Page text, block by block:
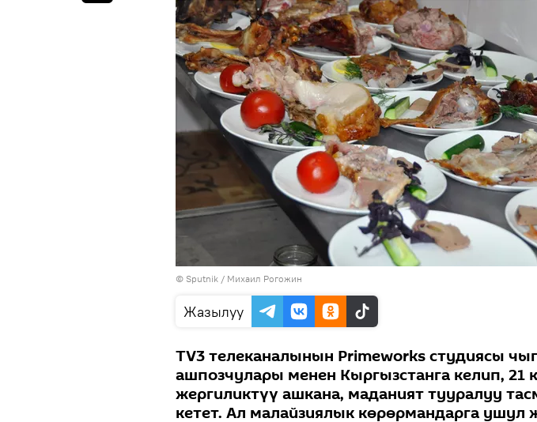
© Sputnik / Михаил Рогожин
Жазылуу
ТV3 телеканалынын Primeworks студиясы
ашпозчулары менен Кыргызстанга келип, 21
жергиликтүү ашкана, маданият тууралуу
кетет. Ал малайзиялык көрөрмандарга